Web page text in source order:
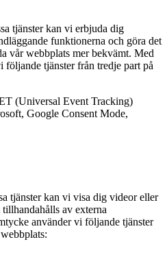
tjänster kan vi erbjuda dig
funktionerna och göra det
vår webbplats mer bekvämt. Med
följande tjänster från tredje part på
(Universal Event Tracking)
Google Consent Mode,
tjänster kan vi visa dig videor eller
av externa
använder vi följande tjänster